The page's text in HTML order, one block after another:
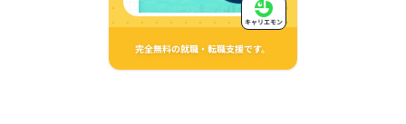
完全無料の就職・転職支援です。
キャリエモン